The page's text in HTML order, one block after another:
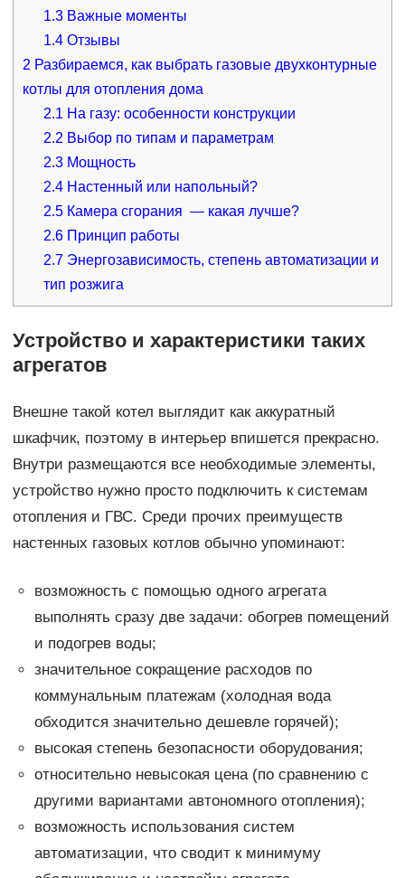
1.3 Важные моменты
1.4 Отзывы
2 Разбираемся, как выбрать газовые двухконтурные
котлы для отопления дома
2.1 На газу: особенности конструкции
2.2 Выбор по типам и параметрам
2.3 Мощность
2.4 Настенный или напольный?
2.5 Камера сгорания — какая лучше?
2.6 Принцип работы
2.7 Энергозависимость, степень автоматизации и
тип розжига
Устройство и характеристики таких
агрегатов
Внешне такой котел выглядит как аккуратный
шкафчик, поэтому в интерьер впишется прекрасно.
Внутри размещаются все необходимые элементы,
устройство нужно просто подключить к системам
отопления и ГВС. Среди прочих преимуществ
настенных газовых котлов обычно упоминают:
возможность с помощью одного агрегата
выполнять сразу две задачи: обогрев помещений
и подогрев воды;
значительное сокращение расходов по
коммунальным платежам (холодная вода
обходится значительно дешевле горячей);
высокая степень безопасности оборудования;
относительно невысокая цена (по сравнению с
другими вариантами автономного отопления);
возможность использования систем
автоматизации, что сводит к минимуму